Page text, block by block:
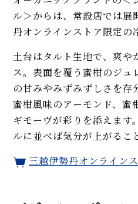
ル＞からは、常設店では展
丹オンラインストア限定の
土台はタルト生地で、爽や
ス。表面を覆う蜜柑のジュ
の甘みやみずみずしさを存
蜜柑風味のアーモンド、蜜
ギモーヴが彩りを添えます
ルに並べば気分が上がるこ
三越伊勢丹オンライン